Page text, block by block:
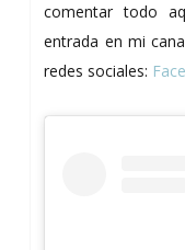
comentar todo
entrada en mi
redes sociales: